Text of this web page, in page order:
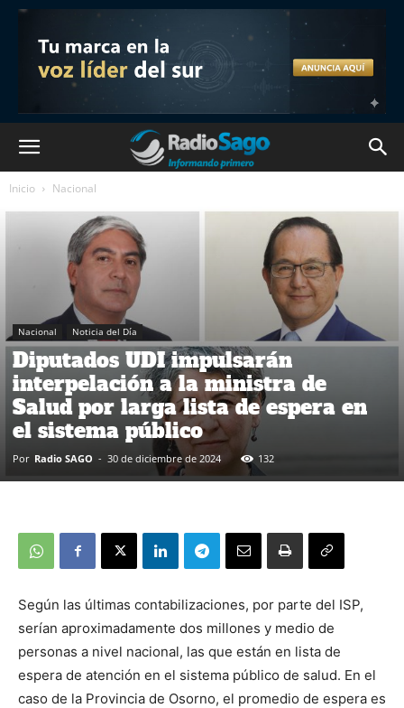
Inicio Nacional
Nacional Noticia del Día
Diputados UDI impulsarán
interpelación a la ministra de
Salud por larga lista de espera en
el sistema público
Por Radio SAGO - 30 de diciembre de 2024 132
Según las últimas contabilizaciones, por parte del ISP,
serían aproximadamente dos millones y medio de
personas a nivel nacional, las que están en lista de
espera de atención en el sistema público de salud. En el
caso de la Provincia de Osorno, el promedio de espera es